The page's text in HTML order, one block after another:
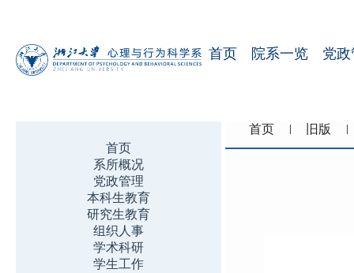
首页 院系一览 党
首页
系所概况
党政管理
本科生教育
研究生教育
组织人事
学术科研
学生工作
首页 旧版